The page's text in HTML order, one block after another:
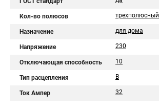
Кол-во полюсов трехполюсный
Назначение для дома
Напряжение 230
Отключающая способность 10
Тип расцепления B
Ток Ампер 32